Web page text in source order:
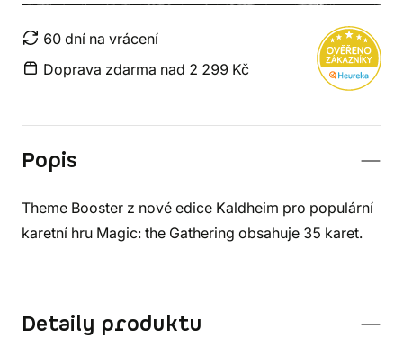
60 dní na vrácení
Doprava zdarma nad 2 299 Kč
Popis
Theme Booster z nové edice Kaldheim pro populární
karetní hru Magic: the Gathering obsahuje 35 karet.
Detaily produktu